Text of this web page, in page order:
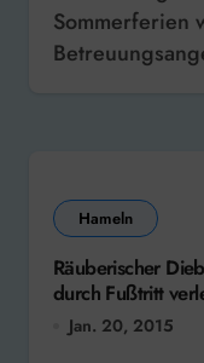
Sommerferien
Hameln
Räuberischer
durch Fußtritt
Jan. 20, 2015